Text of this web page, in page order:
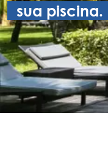
sua piscina.